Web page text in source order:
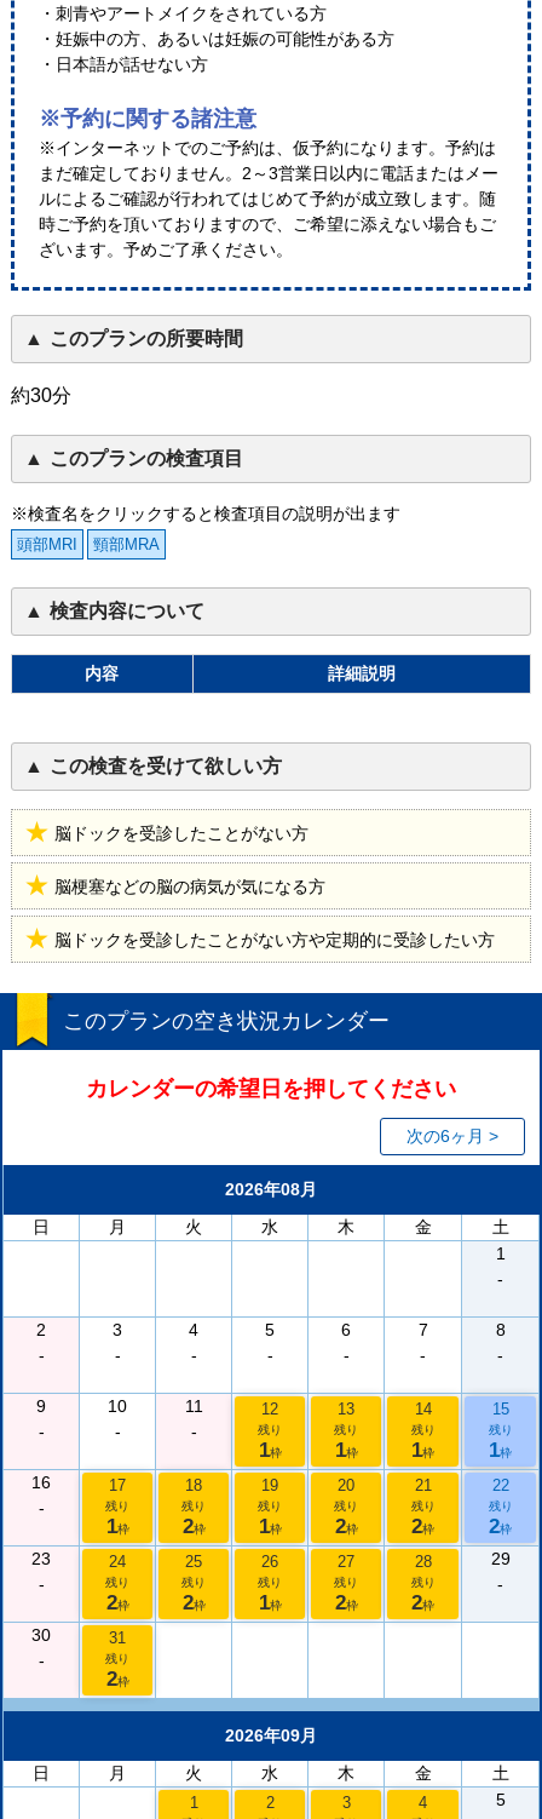
・刺青やアートメイクをされている方
・妊娠中の方、あるいは妊娠の可能性がある方
・日本語が話せない方
※予約に関する諸注意
※インターネットでのご予約は、仮予約になります。予約は
まだ確定しておりません。2～3営業日以内に電話またはメー
ルによるご確認が行われてはじめて予約が成立致します。随
時ご予約を頂いておりますので、ご希望に添えない場合もご
ざいます。予めご了承ください。
このプランの所要時間
約30分
このプランの検査項目
※検査名をクリックすると検査項目の説明が出ます
頭部MRI 頸部MRA
検査内容について
内容 詳細説明
この検査を受けて欲しい方
脳ドックを受診したことがない方
脳梗塞などの脳の病気が気になる方
脳ドックを受診したことがない方や定期的に受診したい方
このプランの空き状況カレンダー
カレンダーの希望日を押してください
次の6ヶ月 >
2026年08月
日
月 火 水 木 金
土
1
-
2
-
3
-
4
-
5
-
6
-
7
-
8
-
9
-
10
-
11
-
12
残り
1枠
13
残り
1枠
14
残り
1枠
15
残り
1枠
16
-
17
残り
1枠
18
残り
2枠
19
残り
1枠
20
残り
2枠
21
残り
2枠
22
残り
2枠
23
-
24
残り
2枠
25
残り
2枠
26
残り
1枠
27
残り
2枠
28
残り
2枠
29
-
30
-
31
残り
2枠
2026年09月
日
月 火 水 木 金 土
1 2 3 4
5